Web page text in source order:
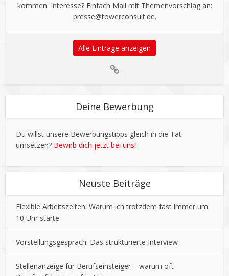
kommen. Interesse? Einfach Mail mit Themenvorschlag an:
presse@towerconsult.de.
Alle Einträge anzeigen
Deine Bewerbung
Du willst unsere Bewerbungstipps gleich in die Tat
umsetzen? Bewirb dich jetzt bei uns!
Neuste Beiträge
Flexible Arbeitszeiten: Warum ich trotzdem fast immer um
10 Uhr starte
Vorstellungsgespräch: Das strukturierte Interview
Stellenanzeige für Berufseinsteiger – warum oft